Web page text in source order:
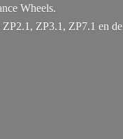
Wheels.
ZP3.1, ZP7.1 en de